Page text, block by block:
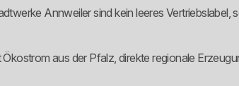
Annweiler sind kein leeres Vertriebslabel,
aus der Pfalz, direkte regionale